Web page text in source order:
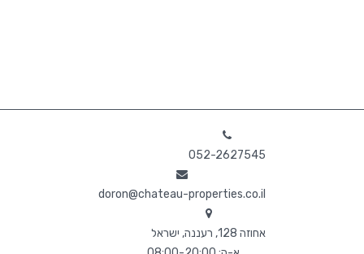
052-2627545
doron@chateau-properties.co.il
אחוזה 128, רעננה, ישראל